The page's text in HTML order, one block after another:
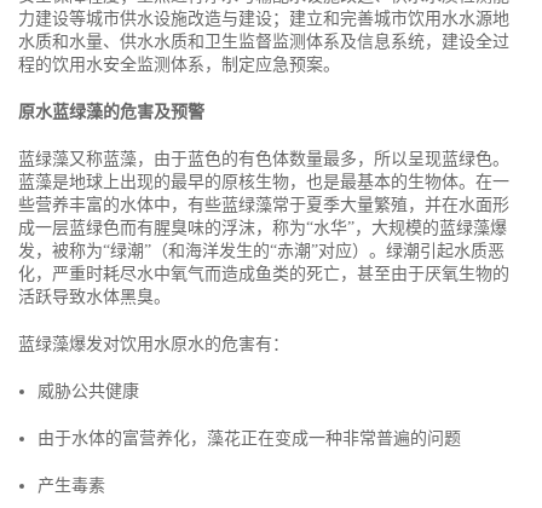
力建设等城市供水设施改造与建设；建立和完善城市饮用水水源地
水质和水量、供水水质和卫生监督监测体系及信息系统，建设全过
程的饮用水安全监测体系，制定应急预案。
原水蓝绿藻的危害及预警
蓝绿藻又称蓝藻，由于蓝色的有色体数量最多，所以呈现蓝绿色。
蓝藻是地球上出现的最早的原核生物，也是最基本的生物体。在一
些营养丰富的水体中，有些蓝绿藻常于夏季大量繁殖，并在水面形
成一层蓝绿色而有腥臭味的浮沫，称为“水华”，大规模的蓝绿藻爆
发，被称为“绿潮”（和海洋发生的“赤潮”对应）。绿潮引起水质恶
化，严重时耗尽水中氧气而造成鱼类的死亡，甚至由于厌氧生物的
活跃导致水体黑臭。
蓝绿藻爆发对饮用水原水的危害有：
威胁公共健康
由于水体的富营养化，藻花正在变成一种非常普遍的问题
产生毒素